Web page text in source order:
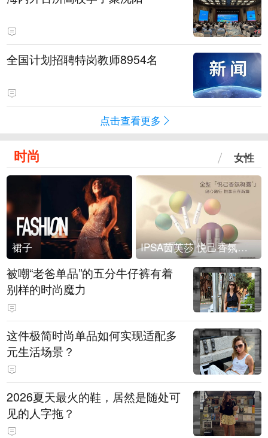
全国计划招聘特岗教师8954名
点击查看更多
时尚 女性
裙子 IPSA茵芙莎 悦己香氛凝露上市
被嘲“老爸单品”的五分牛仔裤有着
别样的时尚魔力
这件极简时尚单品如何实现适配多
元生活场景？
2026夏天最火的鞋，居然是随处可
见的人字拖？